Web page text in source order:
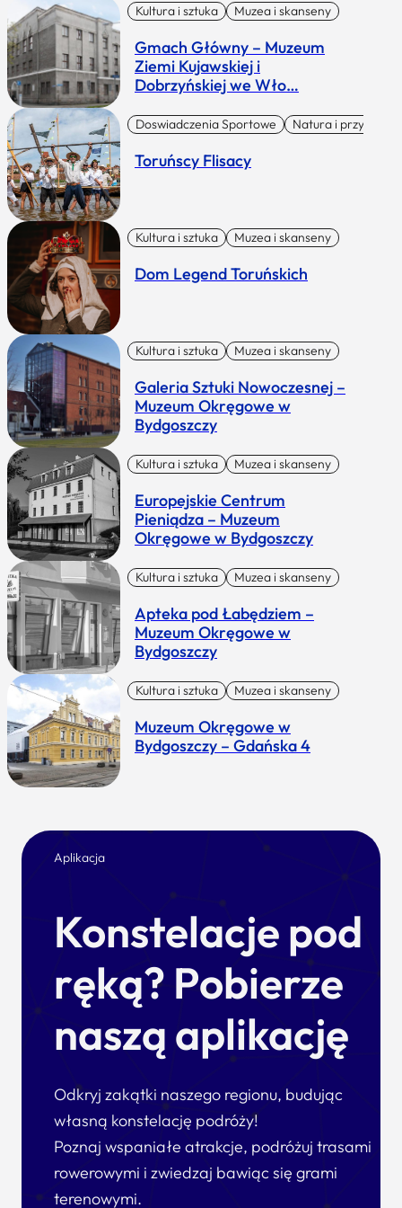
Kultura i sztuka Muzea i skanseny
Gmach Główny – Muzeum
Ziemi Kujawskiej i
Dobrzyńskiej we Wło…
Doswiadczenia Sportowe Natura i przygoda
Toruńscy Flisacy
Kultura i sztuka Muzea i skanseny
Dom Legend Toruńskich
Kultura i sztuka Muzea i skanseny
Galeria Sztuki Nowoczesnej –
Muzeum Okręgowe w
Bydgoszczy
Kultura i sztuka Muzea i skanseny
Europejskie Centrum
Pieniądza – Muzeum
Okręgowe w Bydgoszczy
Kultura i sztuka Muzea i skanseny
Apteka pod Łabędziem –
Muzeum Okręgowe w
Bydgoszczy
Kultura i sztuka Muzea i skanseny
Muzeum Okręgowe w
Bydgoszczy – Gdańska 4
Aplikacja
Konstelacje pod
ręką? Pobierze
naszą aplikację
Odkryj zakątki naszego regionu, budując
własną konstelację podróży!
Poznaj wspaniałe atrakcje, podróżuj trasami
rowerowymi i zwiedzaj bawiąc się grami
terenowymi.